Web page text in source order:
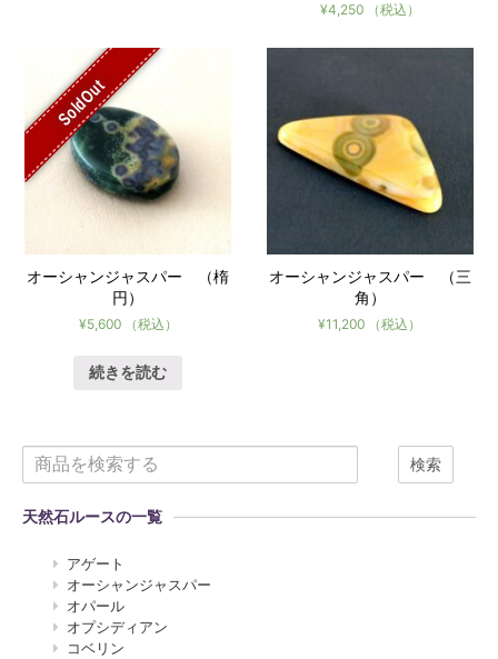
¥4,250 （税込）
オーシャンジャスパー （楕
円）
¥5,600 （税込）
SoldOut
続きを読む
オーシャンジャスパー （三
角）
¥11,200 （税込）
検索
天然石ルースの一覧
アゲート
オーシャンジャスパー
オパール
オプシディアン
コベリン